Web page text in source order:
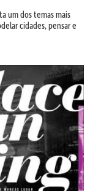
um dos temas mais
cidades, pensar e